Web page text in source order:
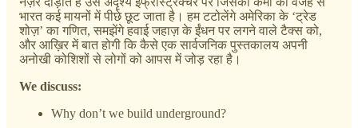
भारत कई मायनों में पीछे छूट जाता है। हम टटोलेंगे अमेरिका के ‘ट्रेड
शोज़’ का गणित, समझेंगे हवाई जहाज़ के ईंधन पर लगने वाले टैक्स को,
और आख़िर में बात होगी कि कैसे एक सार्वजनिक पुस्तकालय अपनी
अनोखी कोशिशों से लोगों को आपस में जोड़ रहा है।
We discuss:
Why don’t we build underground?